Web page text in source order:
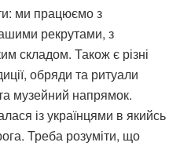
ми працюємо з
рекрутами, з
складом. Також є різні
обряди та ритуали
музейний напрямок.
із українцями в якийсь
Треба розуміти, що